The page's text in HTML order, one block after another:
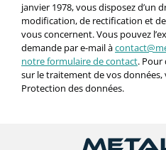
janvier 1978, vous disposez d’un
modification, de rectification et
vous concernent. Vous pouvez
demande par e-mail à
notre formulaire de contact. Pour
sur le traitement de vos
Protection des données.